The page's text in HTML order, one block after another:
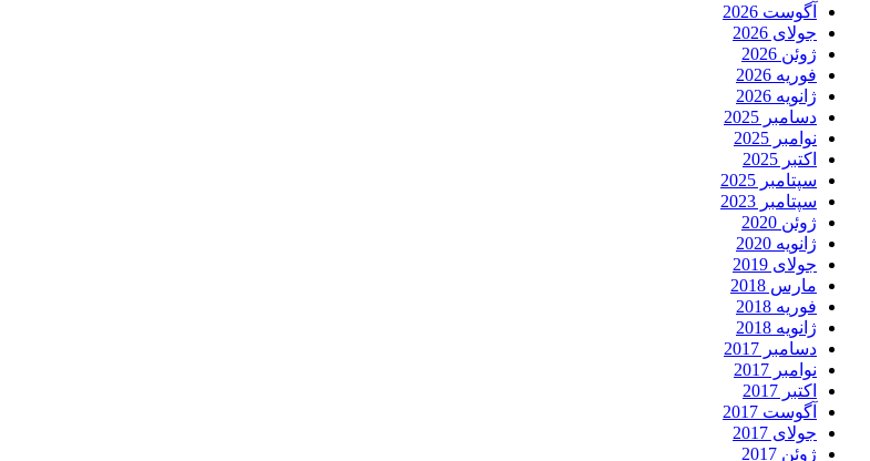
آگوست 2026
جولای 2026
ژوئن 2026
فوریه 2026
ژانویه 2026
دسامبر 2025
نوامبر 2025
اکتبر 2025
سپتامبر 2025
سپتامبر 2023
ژوئن 2020
ژانویه 2020
جولای 2019
مارس 2018
فوریه 2018
ژانویه 2018
دسامبر 2017
نوامبر 2017
اکتبر 2017
آگوست 2017
جولای 2017
ژوئن 2017